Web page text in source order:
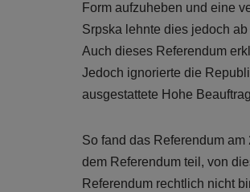
Form aufzuheben und eine
Srpska lehnte dies jedoch
Auch dieses Referendum
Jedoch ignorierte die
ausgestattete Hohe
So fand das Referendum
dem Referendum teil, von
Referendum rechtlich nicht